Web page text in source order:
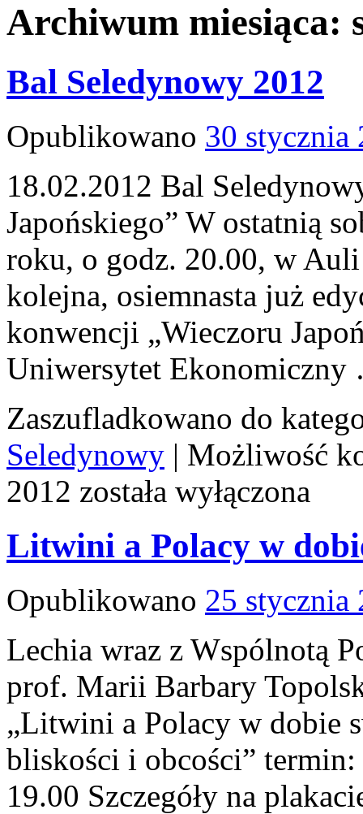
Archiwum miesiąca:
Bal Seledynowy 2012
Opublikowano 30 stycznia
18.02.2012 Bal
Japońskiego” W ostatnią
roku, o godz. 20.00, w
kolejna, osiemnasta już
konwencji „Wieczoru
Uniwersytet
Zaszufladkowano do
Seledynowy | Możliwość
2012 została wyłączona
Litwini a Polacy w
Opublikowano 25 stycznia
Lechia wraz z Wspólnotą
prof. Marii Barbary
„Litwini a Polacy w dobie
bliskości i obcości”
19.00 Szczegóły na